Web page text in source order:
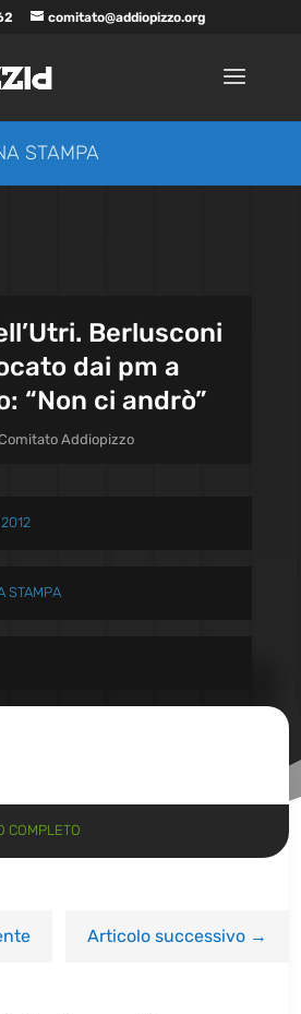
comitato@addiopizzo.org
STAMPA
Berlusconi
dai pm a
“Non ci andrò”
Addiopizzo
STAMPA
COMPLETO
Articolo successivo→